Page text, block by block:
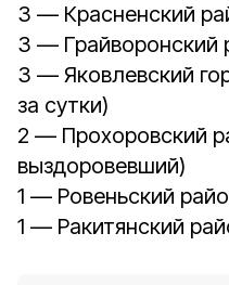
3 — Красненский
3 — Грайворонский
3 — Яковлевский
за сутки)
2 — Прохоровский
выздоровевший)
1 — Ровеньский
1 — Ракитянский